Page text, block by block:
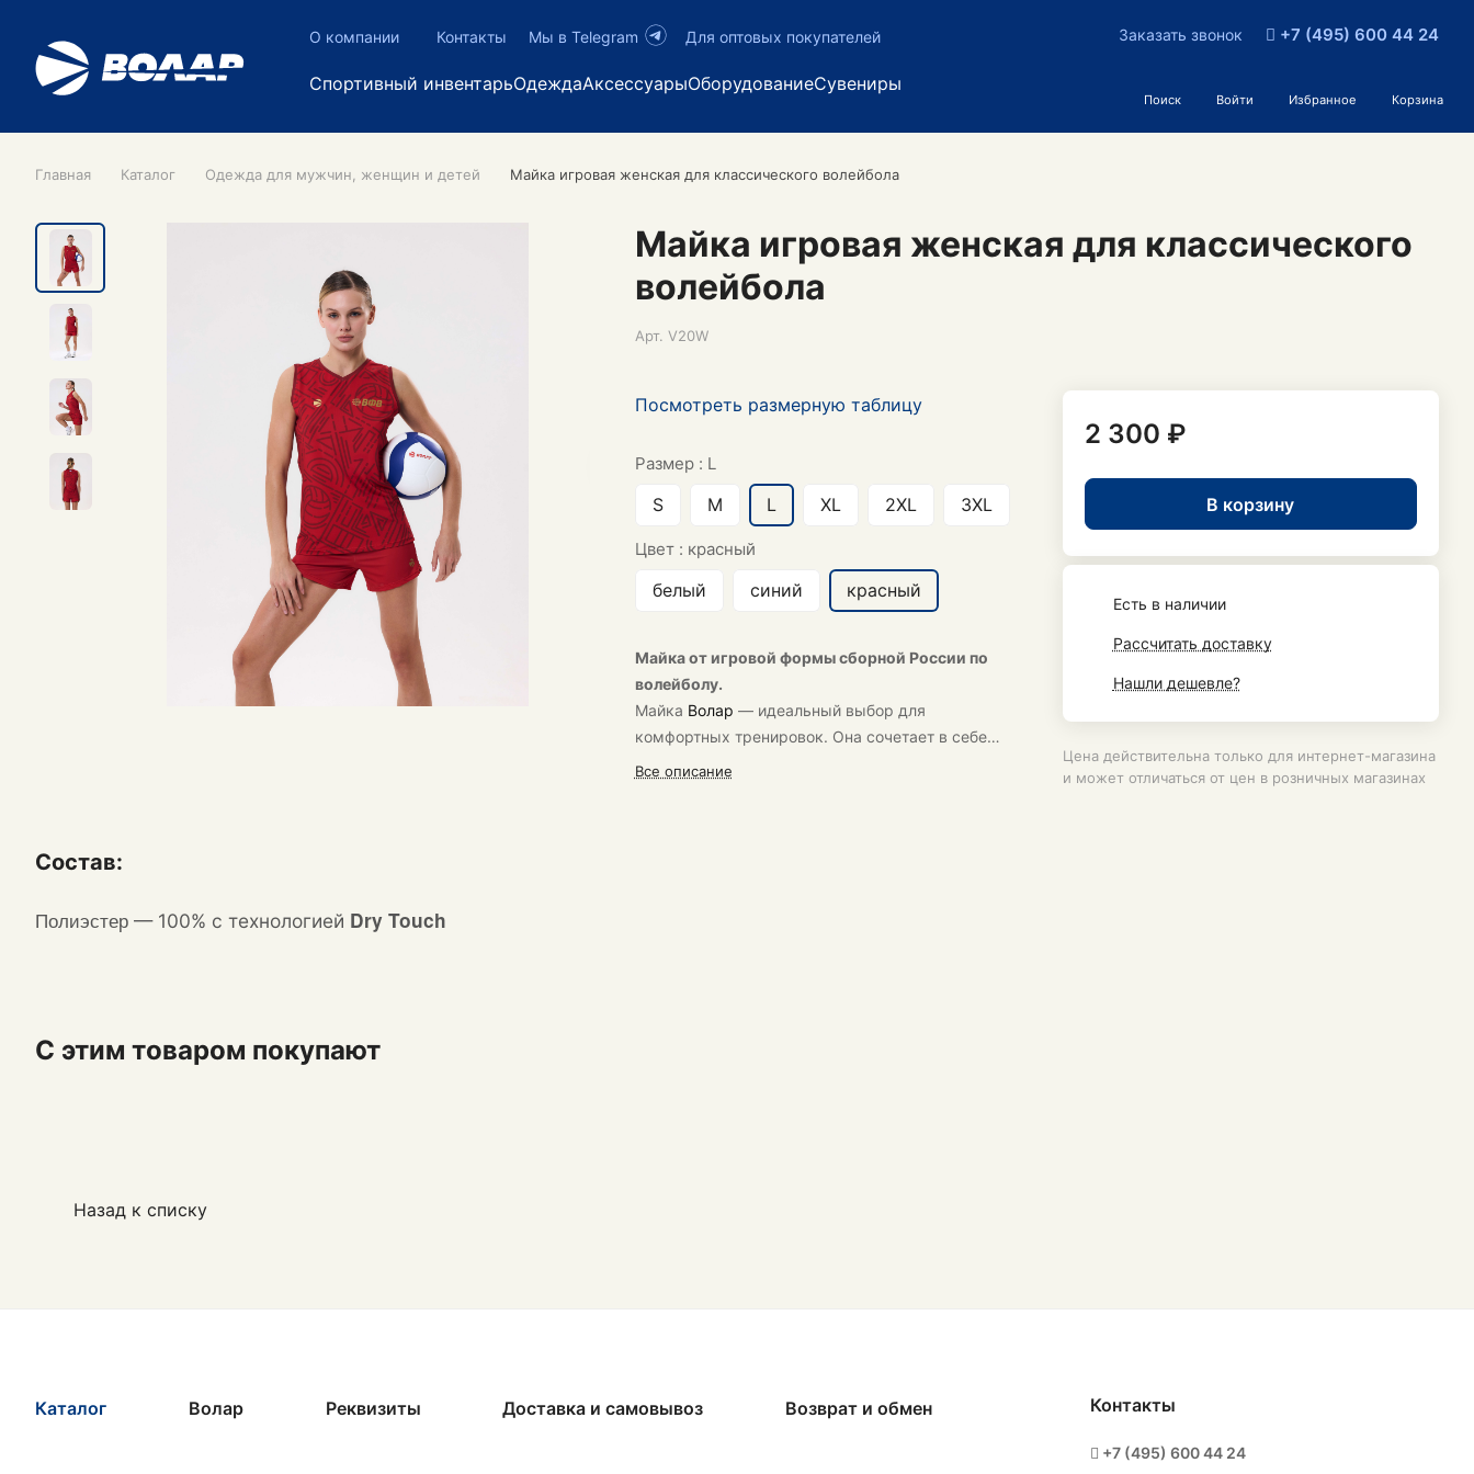
О компании Контакты Мы в Telegram Для оптовых покупателей
Спортивный инвентарьОдеждаАксессуарыОборудованиеСувениры
Заказать звонок +7 (495) 600 44 24
Поиск Войти Избранное Корзина
Главная Каталог Одежда для мужчин, женщин и детей Майка игровая женская для классического волейбола
Майка игровая женская для классического
волейбола
Арт. V20W
Посмотреть размерную таблицу
Размер : L
S M L XL 2XL 3XL
Цвет : красный
белый синий красный
Майка от игровой формы сборной России по
волейболу.
Майка Волар — идеальный выбор для
комфортных тренировок. Она сочетает в себе
функциональность и стиль.
Все описание
2 300 ₽
В корзину
Есть в наличии
Рассчитать доставку
Нашли дешевле?
Цена действительна только для интернет-магазина
и может отличаться от цен в розничных магазинах
Состав:
Полиэстер — 100% с технологией Dry Touch
С этим товаром покупают
Назад к списку
Каталог Волар Реквизиты Доставка и самовывоз Возврат и обмен Контакты
+7 (495) 600 44 24